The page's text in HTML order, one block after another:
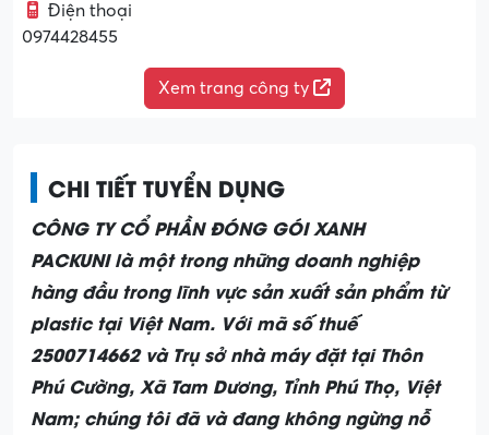
Điện thoại
0974428455
Xem trang công ty
CHI TIẾT TUYỂN DỤNG
CÔNG TY CỔ PHẦN ĐÓNG GÓI XANH
PACKUNIlà một trong những doanh nghiệp
hàng đầu trong lĩnh vực sản xuất sản phẩm từ
plastic tại Việt Nam. Với mã số thuế
2500714662 và Trụ sở nhà máy đặt tại Thôn
Phú Cường, Xã Tam Dương, Tỉnh Phú Thọ, Việt
Nam; chúng tôi đã và đang không ngừng nỗ